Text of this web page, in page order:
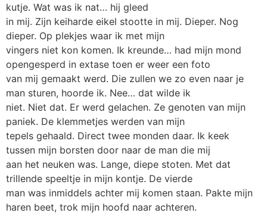
kutje. Wat was ik nat… hij gleed
in mij. Zijn keiharde eikel stootte in mij. Dieper. Nog
dieper. Op plekjes waar ik met mijn
vingers niet kon komen. Ik kreunde… had mijn mond
opengesperd in extase toen er weer een foto
van mij gemaakt werd. Die zullen we zo even naar je
man sturen, hoorde ik. Nee… dat wilde ik
niet. Niet dat. Er werd gelachen. Ze genoten van mijn
paniek. De klemmetjes werden van mijn
tepels gehaald. Direct twee monden daar. Ik keek
tussen mijn borsten door naar de man die mij
aan het neuken was. Lange, diepe stoten. Met dat
trillende speeltje in mijn kontje. De vierde
man was inmiddels achter mij komen staan. Pakte mijn
haren beet, trok mijn hoofd naar achteren.